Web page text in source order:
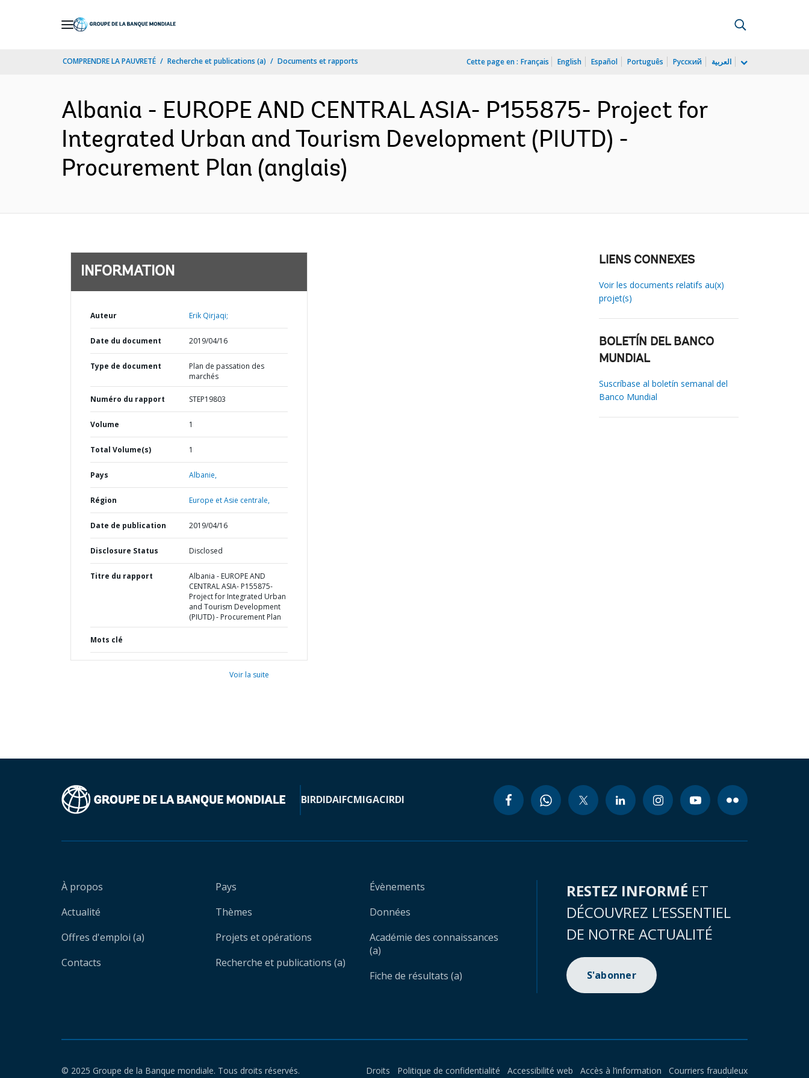
COMPRENDRE LA PAUVRETÉ Recherche et publications (a) Documents et rapports Cette page en : Français English Español Português Русский العربية
Albania - EUROPE AND CENTRAL ASIA- P155875- Project for
Integrated Urban and Tourism Development (PIUTD) -
Procurement Plan (anglais)
INFORMATION
Auteur Erik Qirjaqi;
Date du document 2019/04/16
Type de document
Plan de passation des
marchés
Numéro du rapport STEP19803
Volume 1
Total Volume(s) 1
Pays Albanie,
Région Europe et Asie centrale,
Date de publication 2019/04/16
Disclosure Status Disclosed
Titre du rapport
Albania - EUROPE AND
CENTRAL ASIA- P155875-
Project for Integrated Urban
and Tourism Development
(PIUTD) - Procurement Plan
Mots clé
Voir la suite
LIENS CONNEXES
Voir les documents relatifs au(x)
projet(s)
BOLETÍN DEL BANCO
MUNDIAL
Suscríbase al boletín semanal del
Banco Mundial
BIRDIDAIFCMIGACIRDI
À propos
Actualité
Offres d'emploi (a)
Contacts
Pays
Thèmes
Projets et opérations
Recherche et publications (a)
Évènements
Données
Académie des connaissances
(a)
Fiche de résultats (a)
RESTEZ INFORMÉ ET
DÉCOUVREZ L’ESSENTIEL
DE NOTRE ACTUALITÉ
S'abonner
© 2025 Groupe de la Banque mondiale. Tous droits réservés. Droits Politique de confidentialité Accessibilité web Accès à l’information
Courriers frauduleux